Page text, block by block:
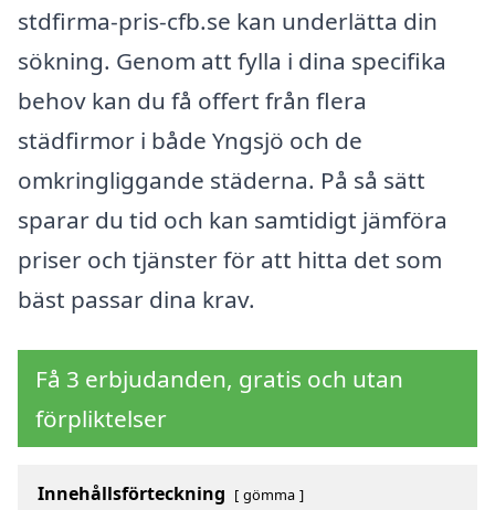
stdfirma-pris-cfb.se kan underlätta din
sökning. Genom att fylla i dina specifika
behov kan du få offert från flera
städfirmor i både Yngsjö och de
omkringliggande städerna. På så sätt
sparar du tid och kan samtidigt jämföra
priser och tjänster för att hitta det som
bäst passar dina krav.
Få 3 erbjudanden, gratis och utan
förpliktelser
Innehållsförteckning gömma